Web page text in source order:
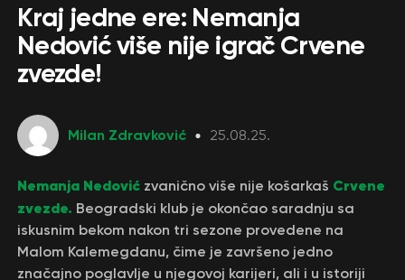
Kraj jedne ere: Nemanja
Nedović više nije igrač Crvene
zvezde!
Milan Zdravković 25.08.25.
Nemanja Nedovićzvanično više nije košarkaš Crvene
zvezde. Beogradski klub je okončao saradnju sa
iskusnim bekom nakon tri sezone provedene na
Malom Kalemegdanu, čime je završeno jedno
značajno poglavlje u njegovoj karijeri, ali i u istoriji